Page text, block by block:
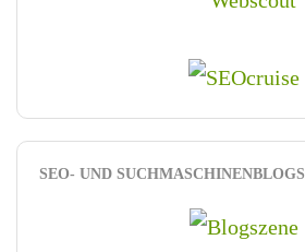
SEO- UND SUCHMASCHINENBLOGS